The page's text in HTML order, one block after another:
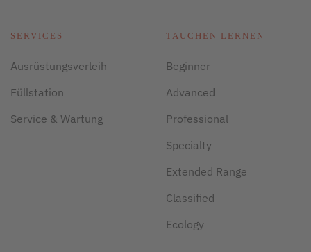
SERVICES
Ausrüstungsverleih
Füllstation
Service & Wartung
TAUCHEN LERNEN
Beginner
Advanced
Professional
Specialty
Extended Range
Classified
Ecology